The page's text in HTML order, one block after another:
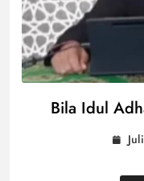
Bila Idul